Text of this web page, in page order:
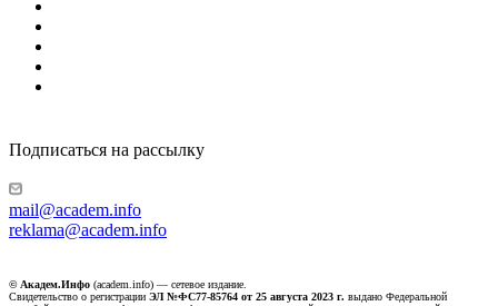
Подписаться на рассылку
mail@academ.info
reklama@academ.info
© Академ.Инфо (academ.info) — сетевое издание.
Свидетельство о регистрации ЭЛ №ФС77-85764 от 25 августа 2023 г. выдано Федеральной